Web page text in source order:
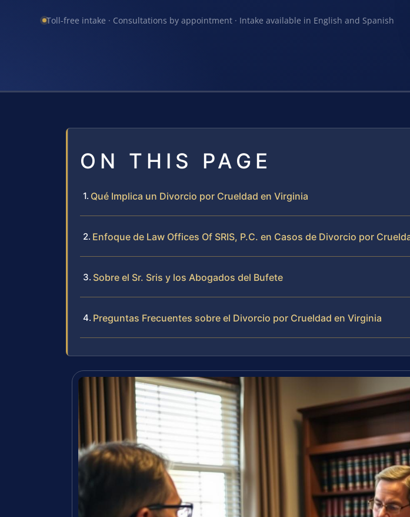
Toll-free intake · Consultations by appointment · Intake available in English and Spanish
ON THIS PAGE
Qué Implica un Divorcio por Crueldad en Virginia
Enfoque de Law Offices Of SRIS, P.C. en Casos de Divorcio por
Sobre el Sr. Sris y los Abogados del Bufete
Preguntas Frecuentes sobre el Divorcio por Crueldad en Virginia